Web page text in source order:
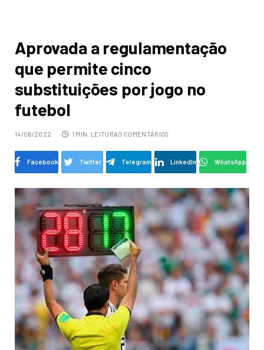
Aprovada a regulamentação
que permite cinco
substituições por jogo no
futebol
14/06/2022 1 MIN. LEITURA0 COMENTÁRIOS
Facebook Twitter Telegram LinkedIn WhatsApp